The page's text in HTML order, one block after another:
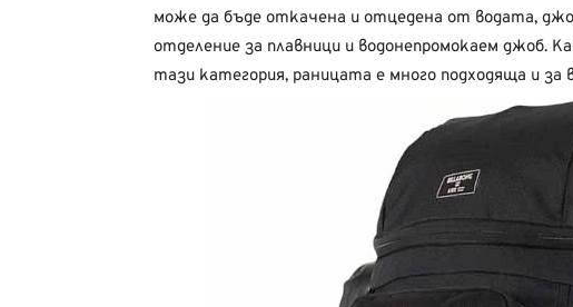
може да бъде откачена и отцедена от водата,
отделение за плавници и водонепромокаем джоб.
тази категория, раницата е много подходяща и за